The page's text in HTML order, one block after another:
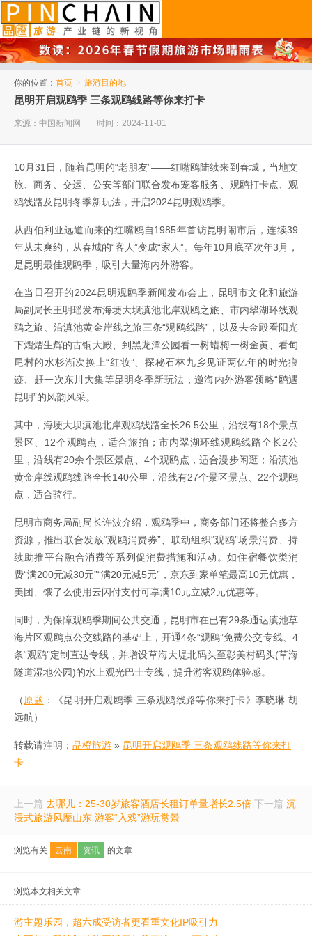
你的位置： 首页 > 旅游目的地
昆明开启观鸥季 三条观鸥线路等你来打卡
来源：中国新闻网 时间：2024-11-01
10月31日，随着昆明的“老朋友”——红嘴鸥陆续来到春城，当地文
旅、商务、交运、公安等部门联合发布宠客服务、观鸥打卡点、观
鸥线路及昆明冬季新玩法，开启2024昆明观鸥季。
从西伯利亚远道而来的红嘴鸥自1985年首访昆明闹市后，连续39
年从未爽约，从春城的“客人”变成“家人”。每年10月底至次年3月，
是昆明最佳观鸥季，吸引大量海内外游客。
在当日召开的2024昆明观鸥季新闻发布会上，昆明市文化和旅游
局副局长王明瑶发布海埂大坝滇池北岸观鸥之旅、市内翠湖环线观
鸥之旅、沿滇池黄金岸线之旅三条“观鸥线路”，以及去金殿看阳光
下熠熠生辉的古铜大殿、到黑龙潭公园看一树蜡梅一树金黄、看甸
尾村的水杉渐次换上“红妆”、探秘石林九乡见证两亿年的时光痕
迹、赶一次东川大集等昆明冬季新玩法，邀海内外游客领略“鸥遇
昆明”的风韵风采。
其中，海埂大坝滇池北岸观鸥线路全长26.5公里，沿线有18个景点
景区、12个观鸥点，适合旅拍；市内翠湖环线观鸥线路全长2公
里，沿线有20余个景区景点、4个观鸥点，适合漫步闲逛；沿滇池
黄金岸线观鸥线路全长140公里，沿线有27个景区景点、22个观鸥
点，适合骑行。
昆明市商务局副局长许波介绍，观鸥季中，商务部门还将整合多方
资源，推出联合发放“观鸥消费券”、联动组织“观鸥”场景消费、持
续助推平台融合消费等系列促消费措施和活动。如住宿餐饮类消
费“满200元减30元”“满20元减5元”，京东到家单笔最高10元优惠，
美团、饿了么使用云闪付支付可享满10元立减2元优惠等。
同时，为保障观鸥季期间公共交通，昆明市在已有29条通达滇池草
海片区观鸥点公交线路的基础上，开通4条“观鸥”免费公交专线、4
条“观鸥”定制直达专线，并增设草海大堤北码头至彰美村码头(草海
隧道湿地公园)的水上观光巴士专线，提升游客观鸥体验感。
（原题 ：《昆明开启观鸥季 三条观鸥线路等你来打卡》李晓琳 胡
远航）
转载请注明： 品橙旅游 » 昆明开启观鸥季 三条观鸥线路等你来打
卡
上一篇 去哪儿：25-30岁旅客酒店长租订单量增长2.5倍 下一篇 沉
浸式旅游风靡山东 游客“入戏”游玩赏景
浏览有关 云南 资讯 的文章
浏览本文相关文章
游主题乐园，超六成受访者更看重文化IP吸引力